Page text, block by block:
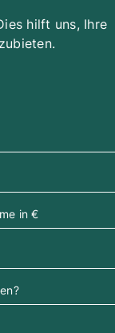
hilft uns, Ihre
in €